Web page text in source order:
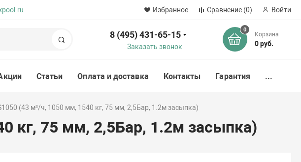
Избранное Сравнение (0) Войти
8 (495) 431-65-15
Заказать звонок
0
Корзина
0 руб.
Статьи Оплата и доставка Контакты Гарантия ...
(43 м³/ч, 1050 мм, 1540 кг, 75 мм, 2,5Бар, 1.2м засыпка)
кг, 75 мм, 2,5Бар, 1.2м засыпка)